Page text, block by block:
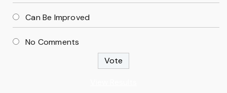
Can Be Improved
No Comments